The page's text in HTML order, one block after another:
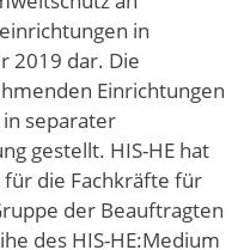
in
2019 dar. Die
Einrichtungen
separater
gestellt. HIS-HE hat
für die Fachkräfte für
der Beauftragten
des HIS-HE:Medium